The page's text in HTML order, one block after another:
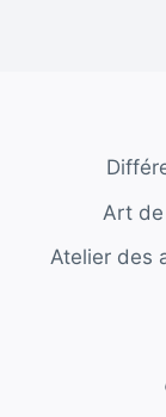
Art
Atelier des